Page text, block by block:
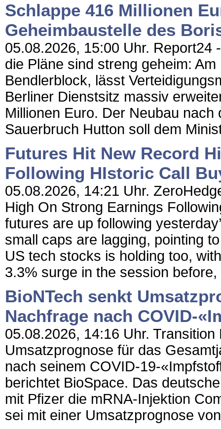
Schlappe 416 Millionen
Geheimbaustelle des
05.08.2026, 15:00 Uhr.
die Pläne sind streng geheim:
Bendlerblock, lässt
Berliner Dienstsitz massiv
Millionen Euro. Der Neubau
Sauerbruch Hutton soll dem
Futures Hit New Record
Following HIstoric Call
05.08.2026, 14:21 Uhr.
High On Strong Earnings
futures are up following
small caps are lagging, pointing
US tech stocks is holding too,
3.3% surge in the session
BioNTech senkt
Nachfrage nach COVID-
05.08.2026, 14:16 Uhr.
Umsatzprognose für das
nach seinem COVID-19-
berichtet BioSpace. Das
mit Pfizer die mRNA-Injektion
sei mit einer Umsatzprognose